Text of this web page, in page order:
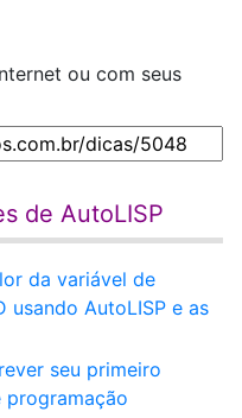
ou com seus
de AutoLISP
da variável de
usando AutoLISP e as
seu primeiro
programação